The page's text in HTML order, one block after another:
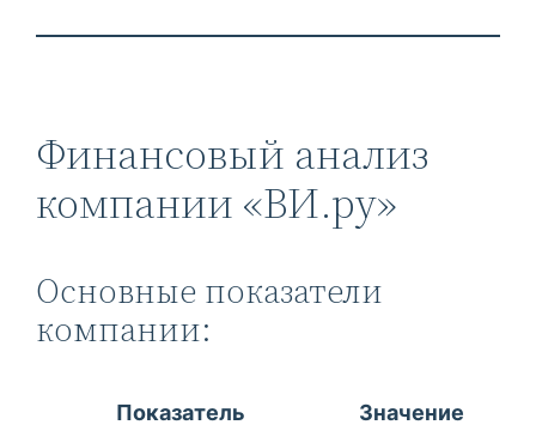
Финансовый анализ
компании «ВИ.ру»
Основные показатели
компании:
Показатель Значение